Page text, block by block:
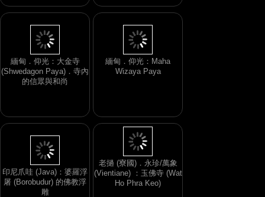
緬甸．仰光：大金寺
(Shwedagon Paya)．寺內
的信眾與和尚
緬甸．仰光：Maha
Wizaya Paya
印尼爪哇 (Java)：婆羅浮
屠 (Borobudur) 的佛教浮
雕
老撾 (寮國)．永珍/萬象
(Vientiane) ：玉佛寺 (Wat
Ho Phra Keo)